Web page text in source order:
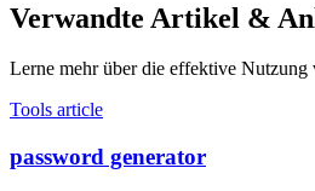
Verwandte Artikel &
Lerne mehr über die effektive Nutzung
Tools article
password generator